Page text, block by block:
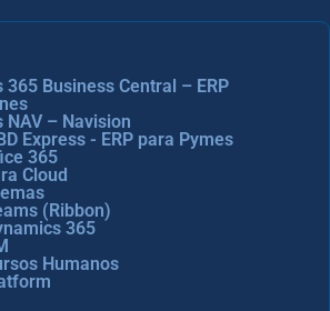
Business Central – ERP
– Navision
Express - ERP para Pymes
365
Cloud
(Ribbon)
365
Humanos